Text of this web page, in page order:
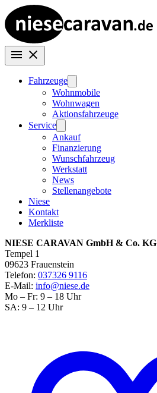
Fahrzeuge
Wohnmobile
Wohnwagen
Aktionsfahrzeuge
Service
Ankauf
Finanzierung
Wunschfahrzeug
Werkstatt
News
Stellenangebote
Niese
Kontakt
Merkliste
NIESE CARAVAN GmbH & Co. KG
Tempel 1
09623 Frauenstein
Telefon: 037326 9116
E-Mail: info@niese.de
Mo – Fr: 9 – 18 Uhr
SA: 9 – 12 Uhr